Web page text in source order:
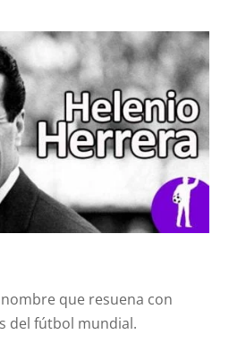
que resuena con
del fútbol mundial.